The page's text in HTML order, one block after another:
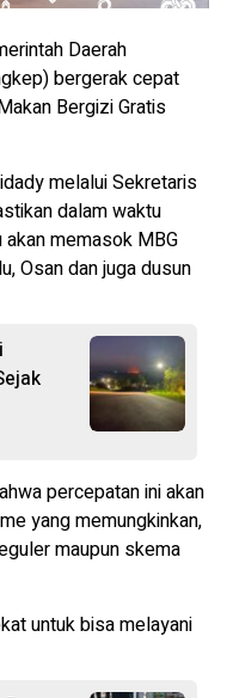
Daerah
bergerak cepat
Bergizi Gratis
melalui Sekretaris
dalam waktu
memasok MBG
Osan dan juga dusun
percepatan ini akan
yang memungkinkan,
maupun skema
untuk bisa melayani